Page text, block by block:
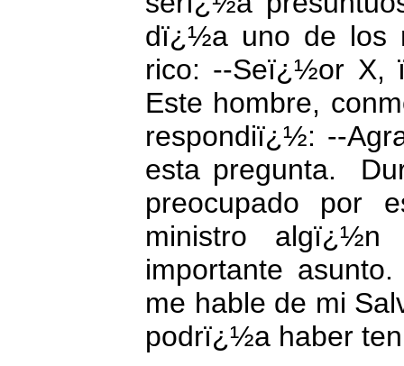
dï¿½a uno de los
rico: --Seï¿½or X,
Este hombre,
respondiï¿½: --
esta pregunta.
preocupado por
ministro
importante
me hable de mi
podrï¿½a haber